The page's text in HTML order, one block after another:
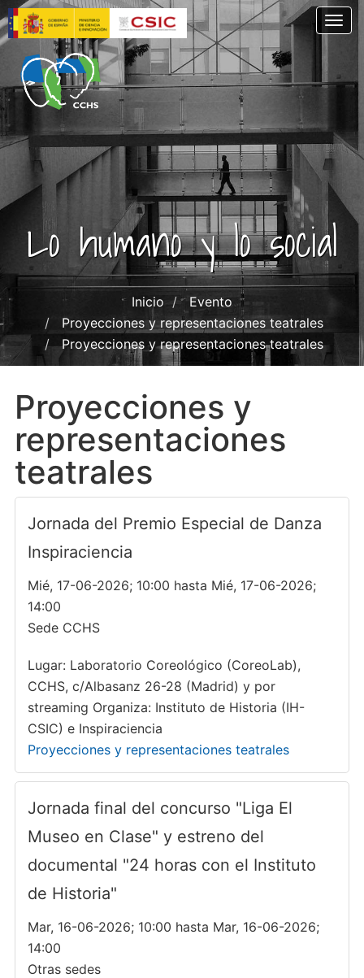
Pasar
al
contenido
principal
Lo humano y lo social
Inicio
Evento
Proyecciones y representaciones teatrales
Proyecciones y representaciones teatrales
Proyecciones y
representaciones
teatrales
Jornada del Premio Especial de Danza
Inspiraciencia
Mié, 17-06-2026; 10:00 hasta Mié, 17-06-2026;
14:00
Sede CCHS
Lugar: Laboratorio Coreológico (CoreoLab),
CCHS, c/Albasanz 26-28 (Madrid) y por
streaming Organiza: Instituto de Historia (IH-
CSIC) e Inspiraciencia
Proyecciones y representaciones teatrales
Jornada final del concurso "Liga El
Museo en Clase" y estreno del
documental "24 horas con el Instituto
de Historia"
Mar, 16-06-2026; 10:00 hasta Mar, 16-06-2026;
14:00
Otras sedes